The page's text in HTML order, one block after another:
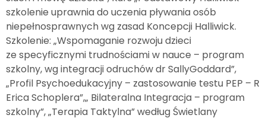
szkolenie uprawnia do uczenia pływania osób
niepełnosprawnych wg zasad Koncepcji Halliwick.
Szkolenie: „Wspomaganie rozwoju dzieci
ze specyficznymi trudnościami w nauce – program
szkolny, wg integracji odruchów dr SallyGoddard”,
„Profil Psychoedukacyjny – zastosowanie testu PEP – R
Erica Schoplera”,„ Bilateralna Integracja – program
szkolny”, „Terapia Taktylna” według Świetlany